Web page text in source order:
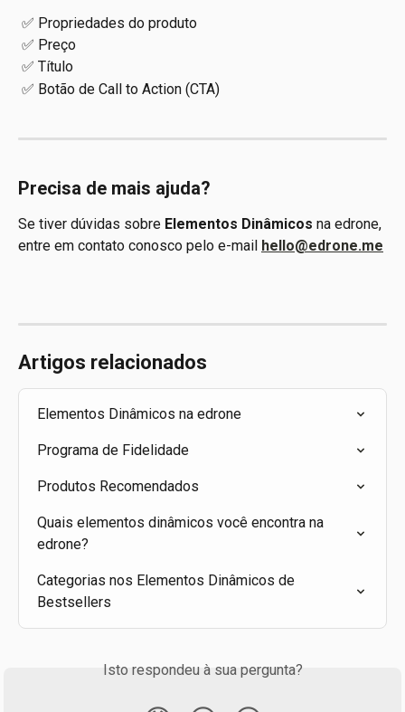
✅ Propriedades do produto
✅ Preço
✅ Título
✅ Botão de Call to Action (CTA)
Precisa de mais ajuda?
Se tiver dúvidas sobre Elementos Dinâmicos na edrone,
entre em contato conosco pelo e-mail hello@edrone.me
Artigos relacionados
Elementos Dinâmicos na edrone
Programa de Fidelidade
Produtos Recomendados
Quais elementos dinâmicos você encontra na
edrone?
Categorias nos Elementos Dinâmicos de
Bestsellers
Isto respondeu à sua pergunta?